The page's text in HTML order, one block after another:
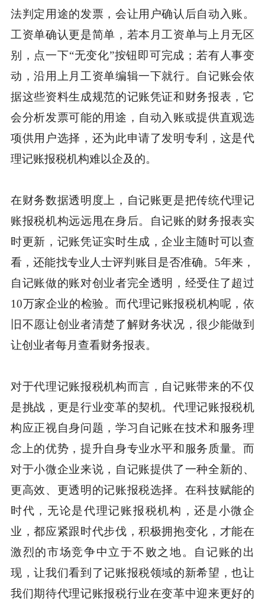
法判定用途的发票，会让用户确认后自动入账。
工资单确认更是简单，若本月工资单与上月无区
别，点一下“无变化”按钮即可完成；若有人事变
动，沿用上月工资单编辑一下就行。自记账会依
据这些资料生成规范的记账凭证和财务报表，它
会分析发票可能的用途，自动入账或提供直观选
项供用户选择，还为此申请了发明专利，这是代
理记账报税机构难以企及的。
在财务数据透明度上，自记账更是把传统代理记
账报税机构远远甩在身后。自记账的财务报表实
时更新，记账凭证实时生成，企业主随时可以查
看，还能找专业人士评判账目是否准确。5年来，
自记账做的账对创业者完全透明，经受住了超过
10万家企业的检验。而代理记账报税机构呢，依
旧不愿让创业者清楚了解财务状况，很少能做到
让创业者每月查看财务报表。
对于代理记账报税机构而言，自记账带来的不仅
是挑战，更是行业变革的契机。代理记账报税机
构应正视自身问题，学习自记账在技术和服务理
念上的优势，提升自身专业水平和服务质量。而
对于小微企业来说，自记账提供了一种全新的、
更高效、更透明的记账报税选择。在科技赋能的
时代，无论是代理记账报税机构，还是小微企
业，都应紧跟时代步伐，积极拥抱变化，才能在
激烈的市场竞争中立于不败之地。自记账的出
现，让我们看到了记账报税领域的新希望，也让
我们期待代理记账报税行业在变革中迎来更好的